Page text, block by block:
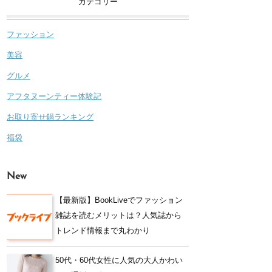
ファッション
美容
グルメ
アフタヌーンティー体験記
お取り寄せ鍋ランキング
福袋
New
【最新版】BookLiveでファッション
雑誌を読むメリットは？人気誌から
トレンド情報まで丸わかり
50代・60代女性に人気の大人かわい